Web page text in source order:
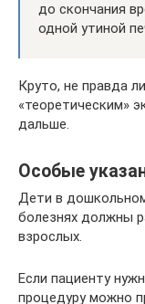
до скончания
одной утиной
Круто, не правда
«теоретическим»
дальше.
Особые
Дети в
болезнях должны
взрослых.
Если пациенту
процедуру можно